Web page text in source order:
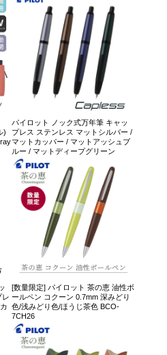
)
パイロット ノック式万年筆 キャッ
プレス ステンレス マットシルバー /
マットカッパー / マットアッシュブ
ルー / マットディープグリーン
レ
[数量限定] パイロット 茶の恵 油性ボ
ールペン コクーン 0.7mm 深みどり
色/浅みどり色/ほうじ茶色 BCO-
7CH26